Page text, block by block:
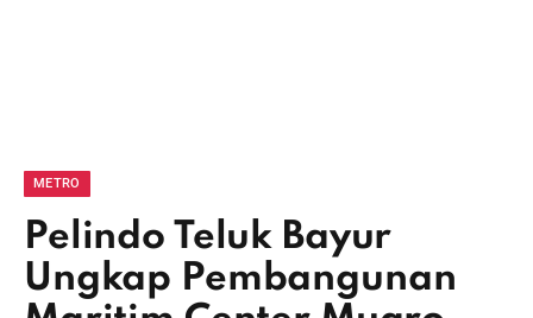
METRO
Pelindo Teluk Bayur
Ungkap Pembangunan